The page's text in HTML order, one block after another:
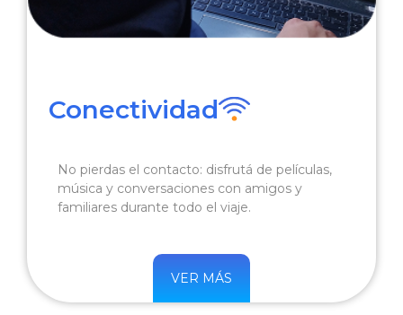
Conectividad
No pierdas el contacto: disfrutá de películas,
música y conversaciones con amigos y
familiares durante todo el viaje.
VER MÁS